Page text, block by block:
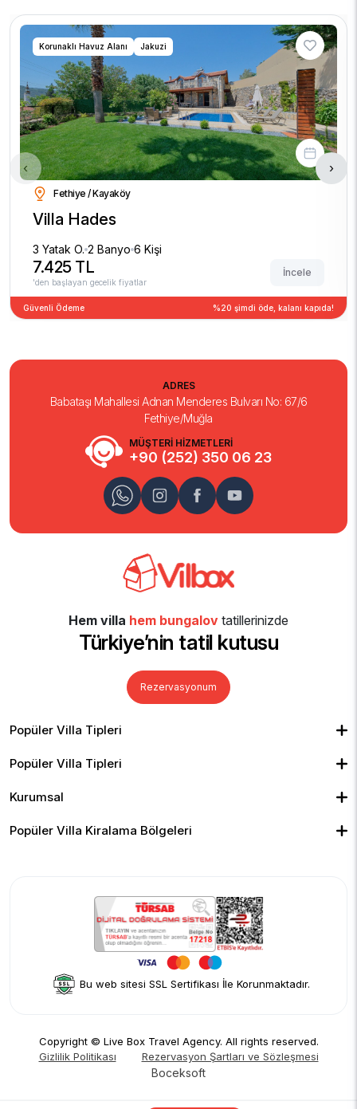
Korunaklı Havuz Alanı Jakuzi
Fethiye / Kayaköy
Villa Hades
3 Yatak O. 2 Banyo 6 Kişi
7.425 TL
'den başlayan gecelik fiyatlar
İncele
Güvenli Ödeme %20 şimdi öde, kalanı kapıda!
‹ ›
MÜŞTERİ HİZMETLERİ
+90 (252) 350 06 23
ADRES
Babataşı Mahallesi Adnan Menderes Bulvarı No: 67/6
Fethiye/Muğla
Hem villa hem bungalov tatillerinizde
Türkiye’nin tatil kutusu
Rezervasyonum
Popüler Villa Tipleri
Kiralık Bungalov
Kapalı Havuzlu Villalar
Geniş Ailelere Uygun Villalar
Popüler Villa Tipleri
Denize Yakın Villalar
Merkeze Yakın Villalar
Kurumsal
Yorumlar
Hakkımızda
Popüler Villa Kiralama Bölgeleri
Bu web sitesi SSL Sertifikası İle Korunmaktadır.
Copyright © Live Box Travel Agency. All rights reserved.
Gizlilik Politikası
Rezervasyon Şartları ve Sözleşmesi
Boceksoft